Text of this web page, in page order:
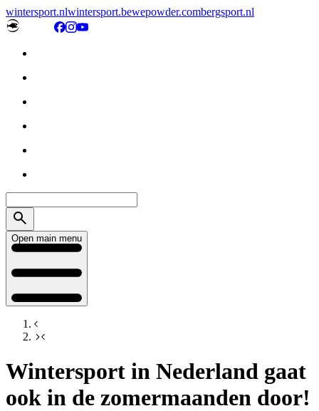
wintersport.nlwintersport.bewepowder.combergsport.nl
Open main menu
Wintersport in Nederland gaat
ook in de zomermaanden door!